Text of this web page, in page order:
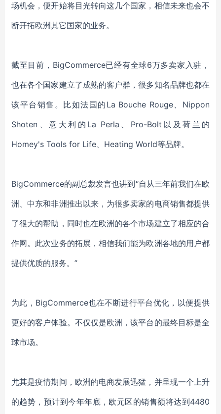
场机会，便开始将目光转向这几个国家，相信未来也会不
断开拓欧洲其它国家的业务。
截至目前， BigCommerce已经有全球6万多卖家入驻，
也在各个国家建立了成熟的客户群，很多知名品牌也都在
该平台销售。比如法国的La Bouche Rouge、Nippon
Shoten、意大利的La Perla、Pro-Bolt以及荷兰的
Homey's Tools for Life、Heating World等品牌。
BigCommerce的副总裁发言也讲到“自从三年前我们在欧
洲、中东和非洲推出以来，为很多卖家的电商销售都提供
了很大的帮助，同时也在欧洲的各个市场建立了相应的合
作网。此次业务的拓展，相信我们能为欧洲各地的用户都
提供优质的服务。”
为此， BigCommerce也在不断进行平台优化，以便提供
更好的客户体验。不仅仅是欧洲，该平台的最终目标是全
球市场。
尤其是疫情期间，欧洲的电商发展迅猛，并呈现一个上升
的趋势，预计到今年年底，欧元区的销售额将达到4480